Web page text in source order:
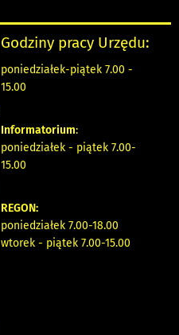
Godziny pracy Urzędu:
poniedziałek-piątek 7.00 -
15.00
Informatorium:
poniedziałek - piątek 7.00-
15.00
REGON:
poniedziałek 7.00-18.00
wtorek - piątek 7.00-15.00